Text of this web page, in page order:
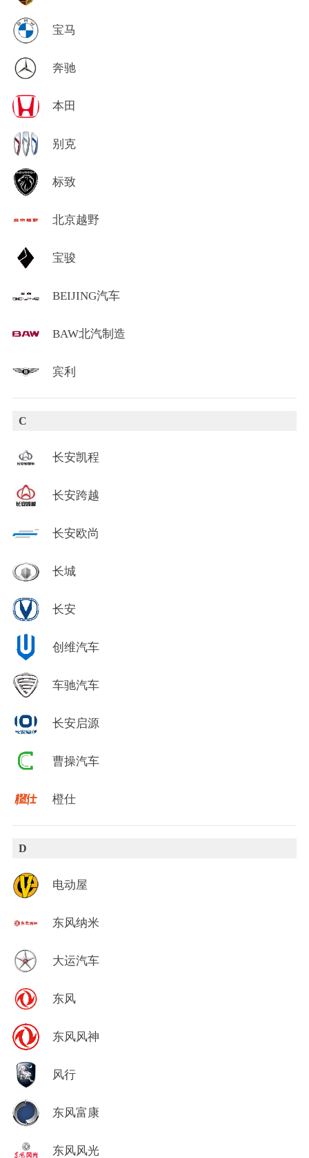
宝马
奔驰
本田
别克
标致
北京越野
宝骏
BEIJING汽车
BAW北汽制造
宾利
C
长安凯程
长安跨越
长安欧尚
长城
长安
创维汽车
车驰汽车
长安启源
曹操汽车
橙仕
D
电动屋
东风纳米
大运汽车
东风
东风风神
风行
东风富康
东风风光